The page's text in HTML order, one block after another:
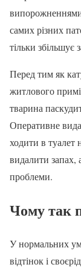
самих різних
тільки збільшує
Перед тим як
житлового
тварина
Оперативне
ходити в туалет
видалити запах,
проблеми.
Чому так
У нормальних
відтінок і